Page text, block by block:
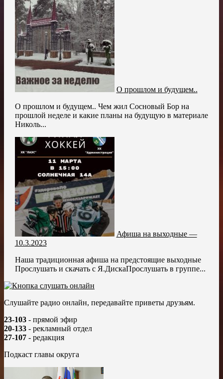
О прошлом и будущем..
О прошлом и будущем.. Чем жил Сосновый Бор на
прошлой неделе и какие планы на будущую в материале
Николь...
Афиша на выходные —
10.3.2023
Наша традиционная афиша на предстоящие выходные
Прослушать и скачать с Я.ДискаПрослушать в группе...
Слушайте радио онлайн, передавайте приветы друзьям.
23-103 - прямой эфир
20-133 - рекламный отдел
27-107 - редакция
Подкаст главы округа